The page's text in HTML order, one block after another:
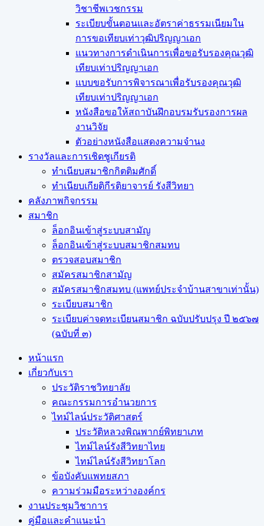
วิชาชีพเวชกรรม
ระเบียบขั้นตอนและอัตราค่าธรรมเนียมใน
การขอเทียบเท่าวุฒิปริญญาเอก
แนวทางการดำเนินการเพื่อขอรับรองคุณวุฒิ
เทียบเท่าปริญญาเอก
แบบขอรับการพิจารณาเพื่อรับรองคุณวุฒิ
เทียบเท่าปริญญาเอก
หนังสือขอให้สถาบันฝึกอบรมรับรองการผล
งานวิจัย
ตัวอย่างหนังสือแสดงความจำนง
รางวัลและการเชิดชูเกียรติ
ทำเนียบสมาชิกกิตติมศักดิ์
ทำเนียบเกียติกีรติยาจารย์ รังสีวิทยา
คลังภาพกิจกรรม
สมาชิก
ล็อกอินเข้าสู่ระบบสามัญ
ล็อกอินเข้าสู่ระบบสมาชิกสมทบ
ตรวจสอบสมาชิก
สมัครสมาชิกสามัญ
สมัครสมาชิกสมทบ (แพทย์ประจำบ้านสาขาเท่านั้น)
ระเบียบสมาชิก
ระเบียบค่าจดทะเบียนสมาชิก ฉบับปรับปรุง ปี ๒๕๖๗
(ฉบับที่ ๓)
หน้าแรก
เกี่ยวกับเรา
ประวัติราชวิทยาลัย
คณะกรรมการอำนวยการ
ไทม์ไลน์ประวัติศาสตร์
ประวัติหลวงพิณพากย์พิทยาเภท
ไทม์ไลน์รังสีวิทยาไทย
ไทม์ไลน์รังสีวิทยาโลก
ข้อบังคับแพทยสภา
ความร่วมมือระหว่างองค์กร
งานประชุมวิชาการ
คู่มือและคำแนะนำ